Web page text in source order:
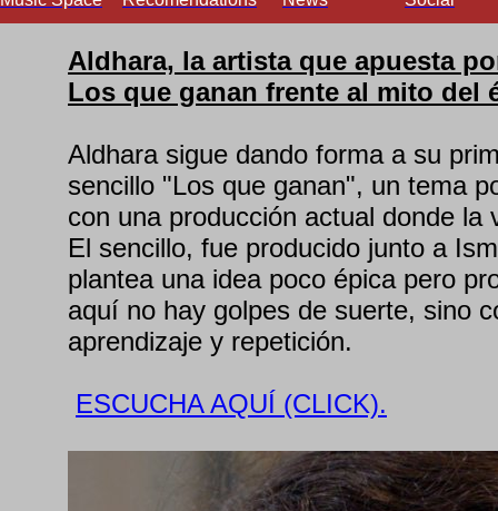
Aldhara, la artista que apuesta
Los que ganan frente al mito del
Aldhara sigue dando forma a su
sencillo "Los que ganan", un tema
con una producción actual donde la
El sencillo, fue producido junto a
plantea una idea poco épica pero
aquí no hay golpes de suerte, sino
aprendizaje y repetición.
ESCUCHA AQUÍ (CLICK).